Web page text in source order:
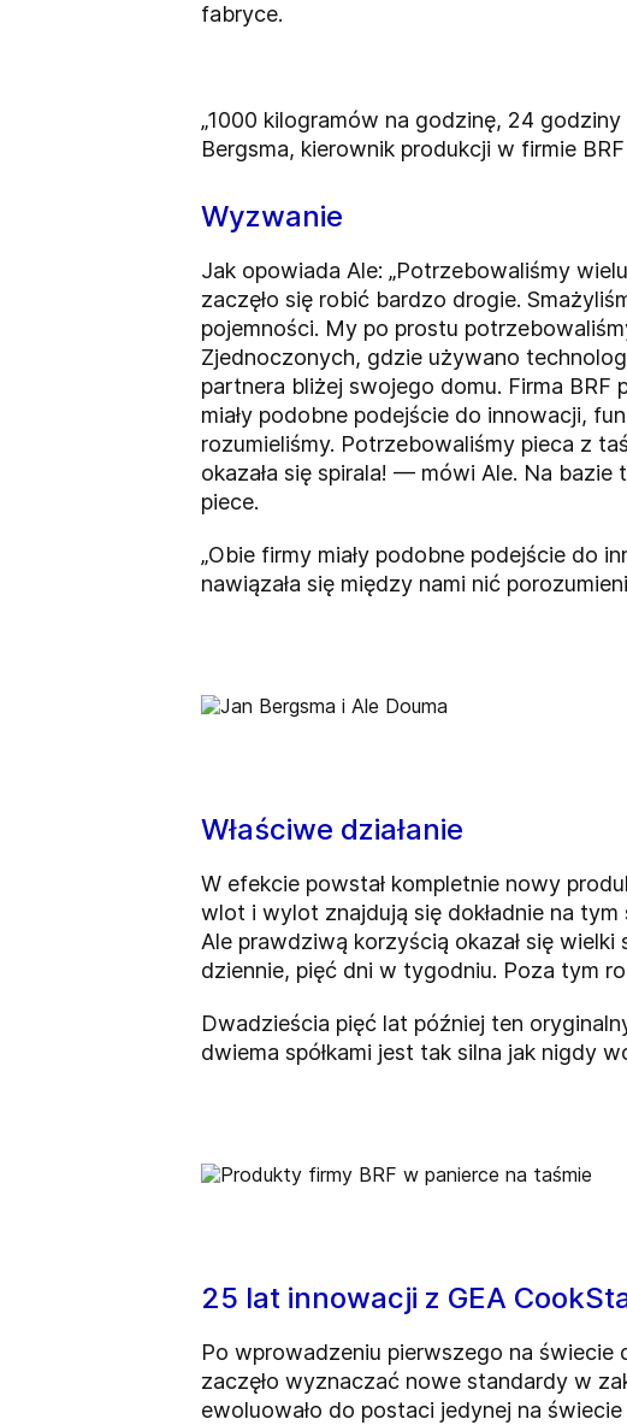
fabryce.
„1000 kilogramów na godzinę, 24
Bergsma, kierownik produkcji w firmie BRF
Wyzwanie
Jak opowiada Ale: „Potrzebowaliśmy
zaczęło się robić bardzo drogie.
pojemności. My po prostu
Zjednoczonych, gdzie używano
partnera bliżej swojego domu. Firma BRF
miały podobne podejście do innowacji,
rozumieliśmy. Potrzebowaliśmy pieca z
okazała się spirala! — mówi Ale. Na bazie
piece.
„Obie firmy miały podobne podejście do
nawiązała się między nami nić
Właściwe działanie
W efekcie powstał kompletnie nowy
wlot i wylot znajdują się dokładnie na
Ale prawdziwą korzyścią okazał się
dziennie, pięć dni w tygodniu. Poza tym
Dwadzieścia pięć lat później ten
dwiema spółkami jest tak silna jak nigdy
25 lat innowacji z GEA
Po wprowadzeniu pierwszego na
zaczęło wyznaczać nowe standardy w
ewoluowało do postaci jedynej na